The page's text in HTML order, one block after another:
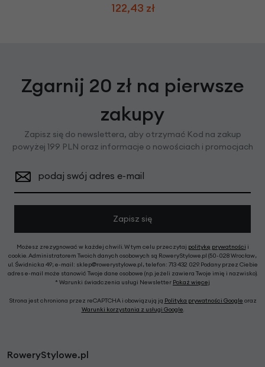
122,43 zł
Zgarnij 20 zł na pierwsze
zakupy
Zapisz się do newslettera, aby otrzymać Kod na zakup
powyżej 199 PLN oraz informacje o nowościach i promocjach
podaj swój adres e-mail
Zapisz się
Możesz zrezygnować w każdej chwili. W tym celu przeczytaj politykę prywatności i
cookie. Administratorem Twoich danych osobowych są RoweryStylowe.pl (50-028 Wrocław,
ul. Świdnicka 49; e-mail: sklep@rowerystylowe.pl, telefon: 713 432 029. Podany przez Ciebie
adres e-mail może stanowić Twoje dane osobowe (np. jeżeli zawiera Twoje imię i nazwisko).
* Warunki świadczenia usługi Newsletter Pokaż więcej
Strona jest chroniona przez reCAPTCHA i obowiązują ją Polityka prywatności Google oraz
Warunki korzystania z usługi Google.
RoweryStylowe.pl